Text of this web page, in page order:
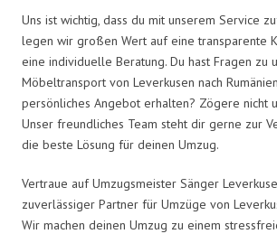
Uns ist wichtig, dass du mit unserem Service
legen wir großen Wert auf eine transparente
eine individuelle Beratung. Du hast Fragen zu
Möbeltransport von Leverkusen nach
persönliches Angebot erhalten? Zögere nicht
Unser freundliches Team steht dir gerne zur
die beste Lösung für deinen Umzug.
Vertraue auf Umzugsmeister Sänger
zuverlässiger Partner für Umzüge von
Wir machen deinen Umzug zu einem